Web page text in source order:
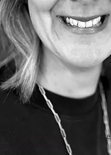
- Diététicienne-Nutritionniste